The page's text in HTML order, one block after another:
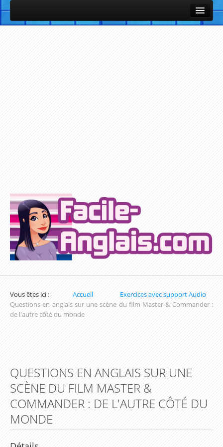
Exercices avec support Audio
Plus d'Exercices
Exercices sur la Date en Anglais
Exercices sur les Nombres en Anglais
Exercices pour apprendre l'heure en Anglais
Exercices de Conjugaison en Anglais
Exercices de Grammaire Anglaise
obligatoire)
Parcours du Présent Simple
Parcours du prétérit simple / Simple Past
Vous êtes ici : Accueil
Exercices avec support Audio
Questions en anglais sur une scène du film Master & Commander :
de l'autre côté du monde
QUESTIONS EN ANGLAIS SUR UNE
SCÈNE DU FILM MASTER &
COMMANDER : DE L'AUTRE CÔTÉ DU
MONDE